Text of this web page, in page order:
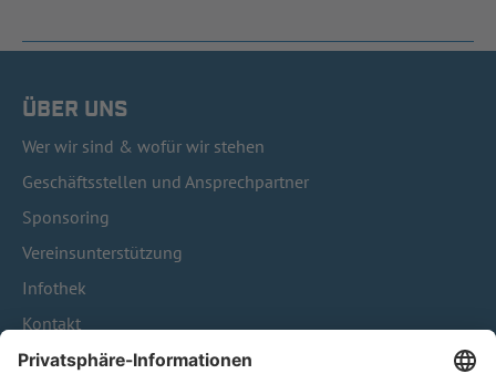
ÜBER UNS
Wer wir sind & wofür wir stehen
Geschäftsstellen und Ansprechpartner
Sponsoring
Vereinsunterstützung
Infothek
Kontakt